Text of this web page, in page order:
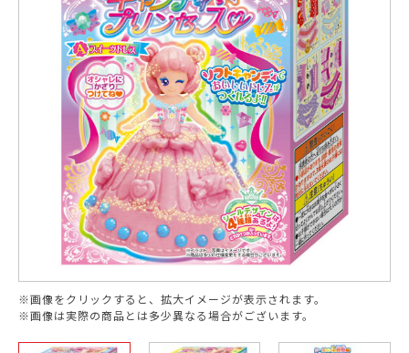
※画像をクリックすると、拡大イメージが表示されます。
※画像は実際の商品とは多少異なる場合がございます。